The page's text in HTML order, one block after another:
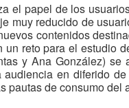
el papel de los
muy reducido de
contenidos
reto para el estudio
y Ana González)
en diferido
pautas de consumo del